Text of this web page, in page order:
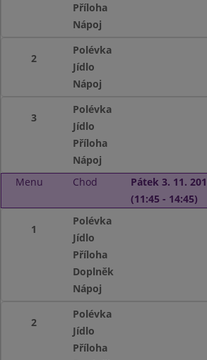
Příloha
Nápoj
2
Polévka
Jídlo
Nápoj
3
Polévka
Jídlo
Příloha
Nápoj
Menu
Chod
Pátek 3. 11.
(11:45 - 14:45)
1
Polévka
Jídlo
Příloha
Doplněk
Nápoj
2
Polévka
Jídlo
Příloha